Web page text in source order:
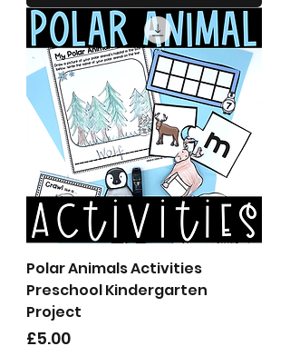
Polar Animals Activities
Preschool Kindergarten
Project
मूल्य
£5.00